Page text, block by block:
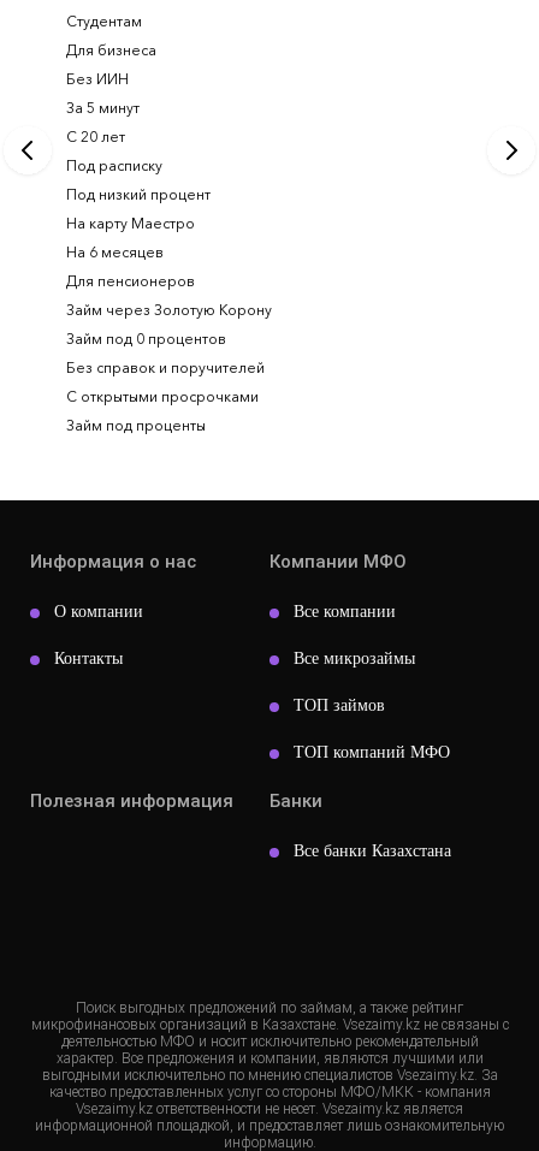
Студентам
Для бизнеса
Без ИИН
За 5 минут
С 20 лет
Под расписку
Под низкий процент
На карту Маестро
На 6 месяцев
Для пенсионеров
Займ через Золотую Корону
Займ под 0 процентов
Без справок и поручителей
С открытыми просрочками
Займ под проценты
Займ на
Займ
Информация о нас
О компании
Контакты
Компании МФО
Все компании
Все микрозаймы
ТОП займов
ТОП компаний МФО
Полезная информация Банки
Все банки Казахстана
Поиск выгодных предложений по займам, а также рейтинг
микрофинансовых организаций в Казахстане. Vsezaimy.kz не связаны с
деятельностью МФО и носит исключительно рекомендательный
характер. Все предложения и компании, являются лучшими или
выгодными исключительно по мнению специалистов Vsezaimy.kz. За
качество предоставленных услуг со стороны МФО/МКК - компания
Vsezaimy.kz ответственности не несет. Vsezaimy.kz является
информационной площадкой, и предоставляет лишь ознакомительную
информацию.